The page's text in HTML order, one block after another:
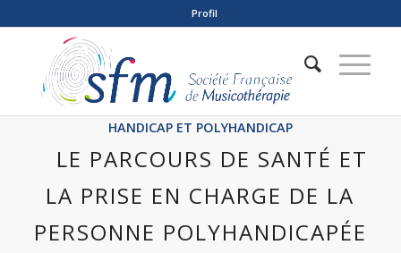
Profil
HANDICAP ET POLYHANDICAP
LE PARCOURS DE SANTÉ ET
LA PRISE EN CHARGE DE LA
PERSONNE POLYHANDICAPÉE